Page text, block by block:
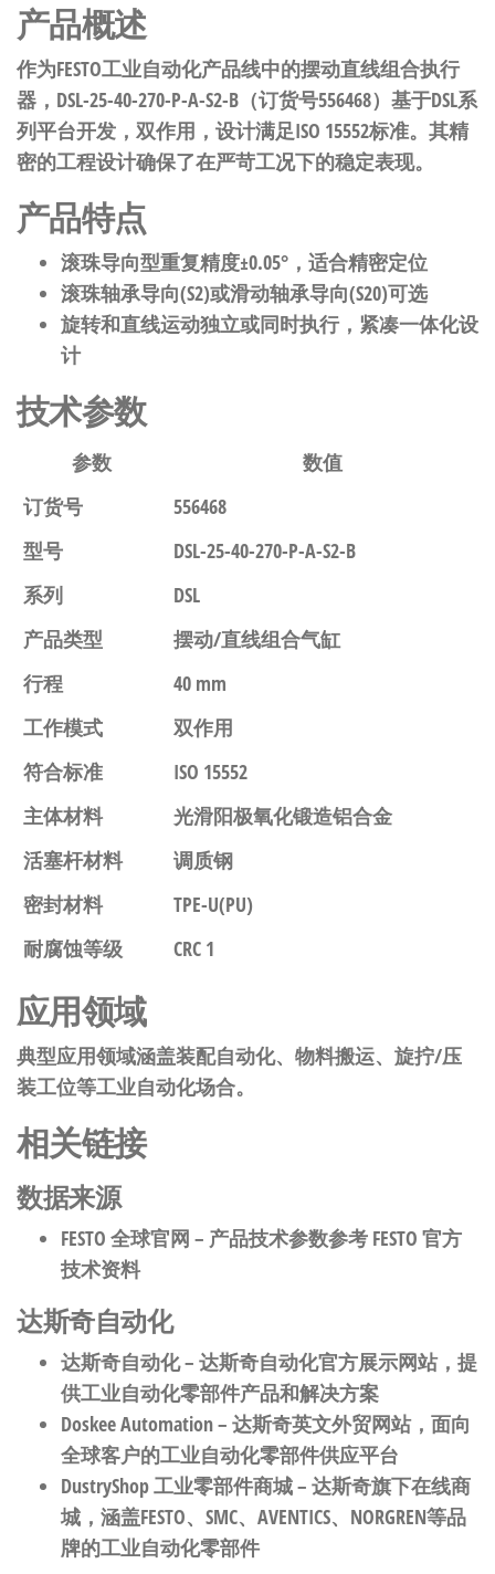
产品概述
作为FESTO工业自动化产品线中的摆动直线组合执行
器，DSL-25-40-270-P-A-S2-B（订货号556468）基于DSL系
列平台开发，双作用，设计满足ISO 15552标准。其精
密的工程设计确保了在严苛工况下的稳定表现。
产品特点
滚珠导向型重复精度±0.05°，适合精密定位
滚珠轴承导向(S2)或滑动轴承导向(S20)可选
旋转和直线运动独立或同时执行，紧凑一体化设
计
技术参数
参数
数值
订货号
556468
型号
DSL-25-40-270-P-A-S2-B
系列
DSL
产品类型
摆动/直线组合气缸
行程
40 mm
工作模式
双作用
符合标准
ISO 15552
主体材料
光滑阳极氧化锻造铝合金
活塞杆材料
调质钢
密封材料
TPE-U(PU)
耐腐蚀等级
CRC 1
应用领域
典型应用领域涵盖装配自动化、物料搬运、旋拧/压
装工位等工业自动化场合。
相关链接
数据来源
FESTO 全球官网 – 产品技术参数参考 FESTO 官方
技术资料
达斯奇自动化
达斯奇自动化– 达斯奇自动化官方展示网站，提
供工业自动化零部件产品和解决方案
Doskee Automation– 达斯奇英文外贸网站，面向
全球客户的工业自动化零部件供应平台
DustryShop 工业零部件商城– 达斯奇旗下在线商
城，涵盖FESTO、SMC、AVENTICS、NORGREN等品
牌的工业自动化零部件